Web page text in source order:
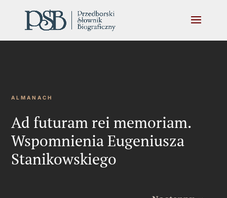
ALMANACH
Ad futuram rei memoriam.
Wspomnienia Eugeniusza
Stanikowskiego